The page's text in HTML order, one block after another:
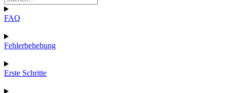
FAQ
Fehlerbehebung
Erste Schritte